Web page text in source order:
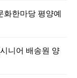
화한마당 평양예
니어 배송원 양